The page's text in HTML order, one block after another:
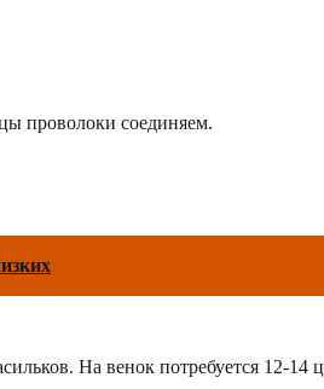
проволоки соединяем.
На венок потребуется 12-14